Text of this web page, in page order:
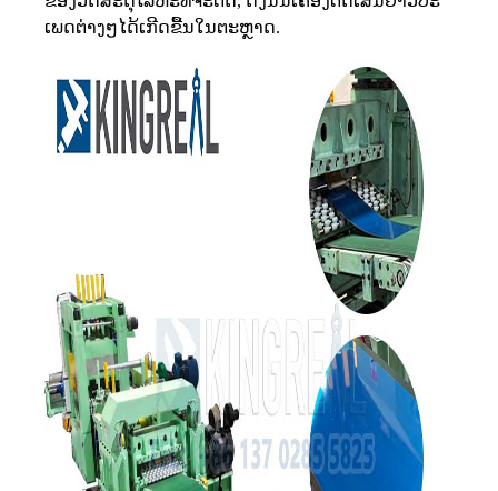
ເພດຕ່າງໆໄດ້ເກີດຂື້ນໃນຕະຫຼາດ.